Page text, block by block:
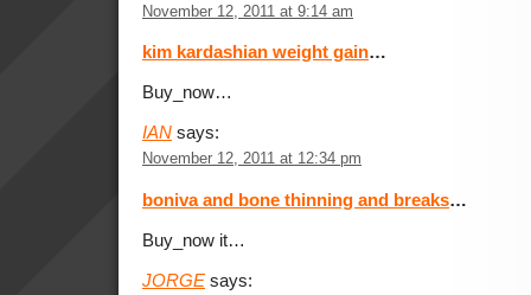
November 12, 2011 at 9:14 am
kim kardashian weight gain…
Buy_now…
IAN says:
November 12, 2011 at 12:34 pm
boniva and bone thinning and breaks…
Buy_now it…
JORGE says: